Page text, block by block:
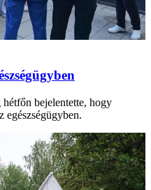
hétfőn bejelentette, hogy
egészségügyben.